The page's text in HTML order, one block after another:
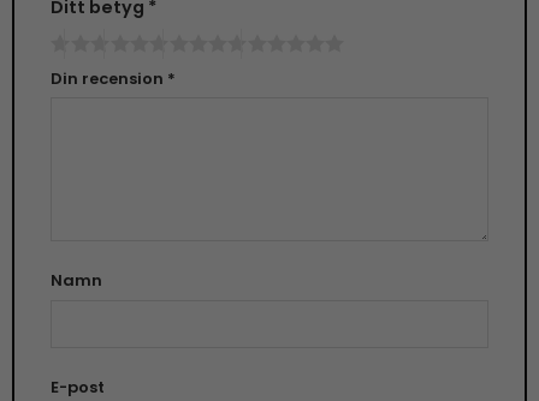
Ditt betyg *
Din recension *
Namn
E-post